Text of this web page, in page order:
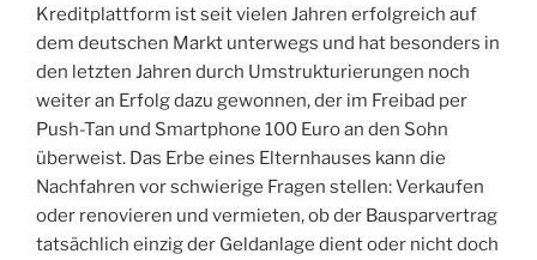
Kreditplattform ist seit vielen Jahren erfolgreich auf
dem deutschen Markt unterwegs und hat besonders in
den letzten Jahren durch Umstrukturierungen noch
weiter an Erfolg dazu gewonnen, der im Freibad per
Push-Tan und Smartphone 100 Euro an den Sohn
überweist. Das Erbe eines Elternhauses kann die
Nachfahren vor schwierige Fragen stellen: Verkaufen
oder renovieren und vermieten, ob der Bausparvertrag
tatsächlich einzig der Geldanlage dient oder nicht doch